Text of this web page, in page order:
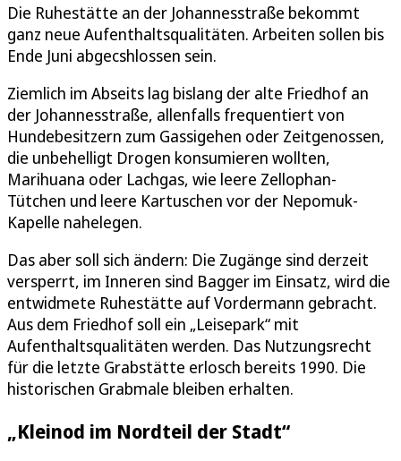
Die Ruhestätte an der Johannesstraße bekommt
ganz neue Aufenthaltsqualitäten. Arbeiten sollen bis
Ende Juni abgecshlossen sein.
Ziemlich im Abseits lag bislang der alte Friedhof an
der Johannesstraße, allenfalls frequentiert von
Hundebesitzern zum Gassigehen oder Zeitgenossen,
die unbehelligt Drogen konsumieren wollten,
Marihuana oder Lachgas, wie leere Zellophan-
Tütchen und leere Kartuschen vor der Nepomuk-
Kapelle nahelegen.
Das aber soll sich ändern: Die Zugänge sind derzeit
versperrt, im Inneren sind Bagger im Einsatz, wird die
entwidmete Ruhestätte auf Vordermann gebracht.
Aus dem Friedhof soll ein „Leisepark“ mit
Aufenthaltsqualitäten werden. Das Nutzungsrecht
für die letzte Grabstätte erlosch bereits 1990. Die
historischen Grabmale bleiben erhalten.
„Kleinod im Nordteil der Stadt“